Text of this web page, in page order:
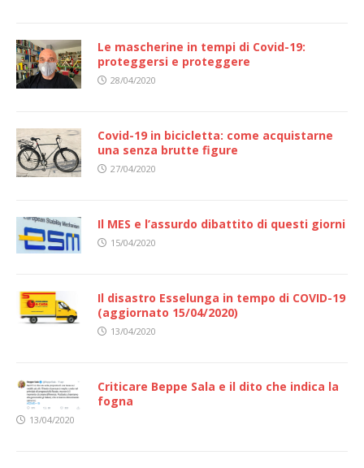
Le mascherine in tempi di Covid-19:
proteggersi e proteggere
28/04/2020
Covid-19 in bicicletta: come acquistarne
una senza brutte figure
27/04/2020
Il MES e l’assurdo dibattito di questi giorni
15/04/2020
Il disastro Esselunga in tempo di COVID-19
(aggiornato 15/04/2020)
13/04/2020
Criticare Beppe Sala e il dito che indica la
fogna
13/04/2020